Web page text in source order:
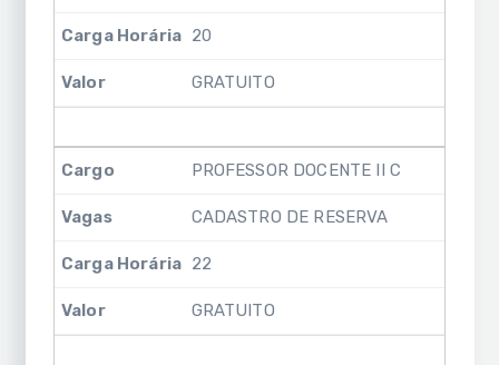
20
GRATUITO
PROFESSOR DOCENTE II C
CADASTRO DE RESERVA
22
GRATUITO